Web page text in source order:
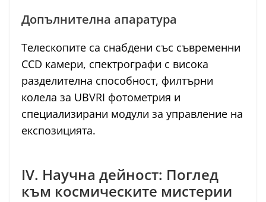
Допълнителна апаратура
Телескопите са снабдени със съвременни
CCD камери, спектрографи с висока
разделителна способност, филтърни
колела за UBVRI фотометрия и
специализирани модули за управление на
експозицията.
IV. Научна дейност: Поглед
към космическите мистерии